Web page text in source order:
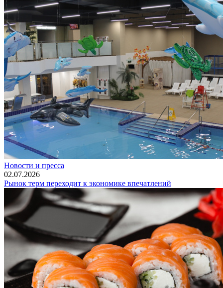
Новости и пресса
02.07.2026
Рынок терм переходит к экономике впечатлений